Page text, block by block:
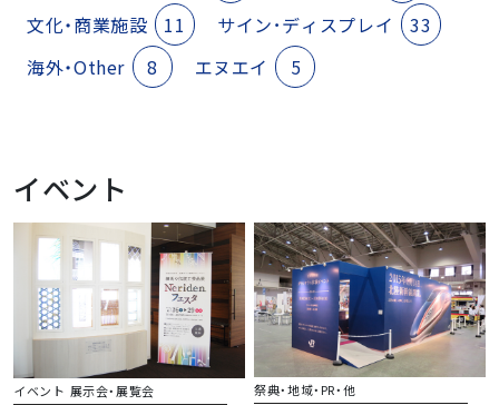
文化・商業施設
11 サイン･ディスプレイ
33
海外・Other
8 エヌエイ 5
イベント
イベント 展示会・展覧会 祭典・地域・PR・他